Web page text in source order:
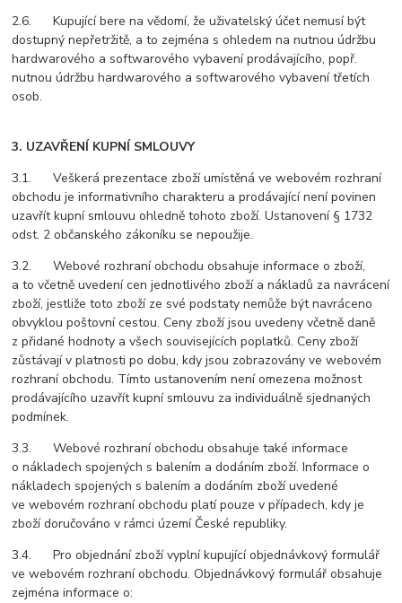
2.6. Kupující bere na vědomí, že uživatelský účet nemusí být
dostupný nepřetržitě, a to zejména s ohledem na nutnou údržbu
hardwarového a softwarového vybavení prodávajícího, popř.
nutnou údržbu hardwarového a softwarového vybavení třetích
osob.
3. UZAVŘENÍ KUPNÍ SMLOUVY
3.1. Veškerá prezentace zboží umístěná ve webovém rozhraní
obchodu je informativního charakteru a prodávající není povinen
uzavřít kupní smlouvu ohledně tohoto zboží. Ustanovení § 1732
odst. 2 občanského zákoníku se nepoužije.
3.2. Webové rozhraní obchodu obsahuje informace o zboží,
a to včetně uvedení cen jednotlivého zboží a nákladů za navrácení
zboží, jestliže toto zboží ze své podstaty nemůže být navráceno
obvyklou poštovní cestou. Ceny zboží jsou uvedeny včetně daně
z přidané hodnoty a všech souvisejících poplatků. Ceny zboží
zůstávají v platnosti po dobu, kdy jsou zobrazovány ve webovém
rozhraní obchodu. Tímto ustanovením není omezena možnost
prodávajícího uzavřít kupní smlouvu za individuálně sjednaných
podmínek.
3.3. Webové rozhraní obchodu obsahuje také informace
o nákladech spojených s balením a dodáním zboží. Informace o
nákladech spojených s balením a dodáním zboží uvedené
ve webovém rozhraní obchodu platí pouze v případech, kdy je
zboží doručováno v rámci území České republiky.
3.4. Pro objednání zboží vyplní kupující objednávkový formulář
ve webovém rozhraní obchodu. Objednávkový formulář obsahuje
zejména informace o: